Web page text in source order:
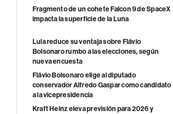
Fragmento de un cohete Falcon 9 de SpaceX
impacta la superficie de la Luna
Lula reduce su ventaja sobre Flávio
Bolsonaro rumbo a las elecciones, según
nueva encuesta
Flávio Bolsonaro elige al diputado
conservador Alfredo Gaspar como candidato
a la vicepresidencia
Kraft Heinz eleva previsión para 2026 y